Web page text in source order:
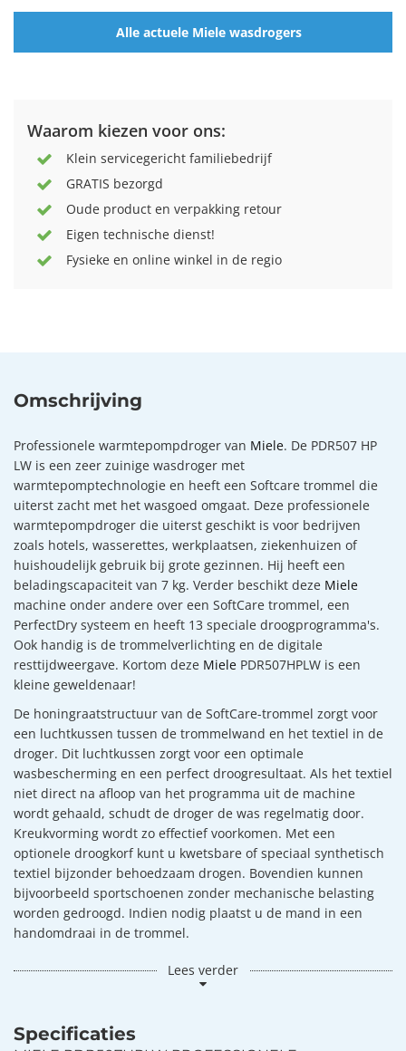
Alle actuele Miele wasdrogers
Waarom kiezen voor ons:
Klein servicegericht familiebedrijf
GRATIS bezorgd
Oude product en verpakking retour
Eigen technische dienst!
Fysieke en online winkel in de regio
Omschrijving
Professionele warmtepompdroger van Miele. De PDR507 HP
LW is een zeer zuinige wasdroger met
warmtepomptechnologie en heeft een Softcare trommel die
uiterst zacht met het wasgoed omgaat. Deze professionele
warmtepompdroger die uiterst geschikt is voor bedrijven
zoals hotels, wasserettes, werkplaatsen, ziekenhuizen of
huishoudelijk gebruik bij grote gezinnen. Hij heeft een
beladingscapaciteit van 7 kg. Verder beschikt deze Miele
machine onder andere over een SoftCare trommel, een
PerfectDry systeem en heeft 13 speciale droogprogramma's.
Ook handig is de trommelverlichting en de digitale
resttijdweergave. Kortom deze Miele PDR507HPLW is een
kleine geweldenaar!
De honingraatstructuur van de SoftCare-trommel zorgt voor
een luchtkussen tussen de trommelwand en het textiel in de
droger. Dit luchtkussen zorgt voor een optimale
wasbescherming en een perfect droogresultaat. Als het textiel
niet direct na afloop van het programma uit de machine
wordt gehaald, schudt de droger de was regelmatig door.
Kreukvorming wordt zo effectief voorkomen. Met een
optionele droogkorf kunt u kwetsbare of speciaal synthetisch
textiel bijzonder behoedzaam drogen. Bovendien kunnen
bijvoorbeeld sportschoenen zonder mechanische belasting
worden gedroogd. Indien nodig plaatst u de mand in een
handomdraai in de trommel.
Lees verder
Specificaties